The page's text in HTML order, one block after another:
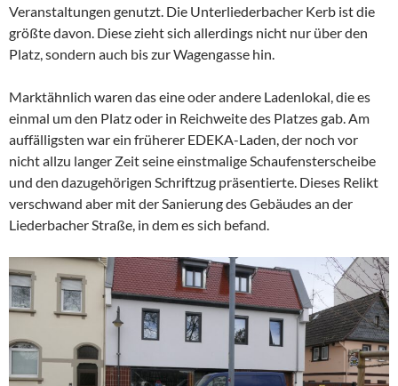
Veranstaltungen genutzt. Die Unterliederbacher Kerb ist die
größte davon. Diese zieht sich allerdings nicht nur über den
Platz, sondern auch bis zur Wagengasse hin.
Marktähnlich waren das eine oder andere Ladenlokal, die es
einmal um den Platz oder in Reichweite des Platzes gab. Am
auffälligsten war ein früherer EDEKA-Laden, der noch vor
nicht allzu langer Zeit seine einstmalige Schaufensterscheibe
und den dazugehörigen Schriftzug präsentierte. Dieses Relikt
verschwand aber mit der Sanierung des Gebäudes an der
Liederbacher Straße, in dem es sich befand.